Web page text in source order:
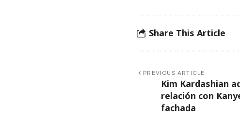
Share This Article
PREVIOUS ARTICLE
Kim Kardashian
relación con
fachada